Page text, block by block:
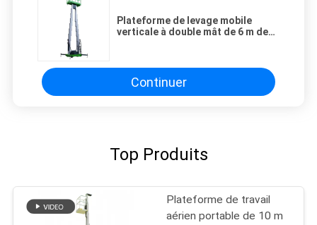
Plateforme de levage mobile
verticale à double mât de 6 m de
Continuer
Top Produits
Plateforme de travail
aérien portable de 10 m